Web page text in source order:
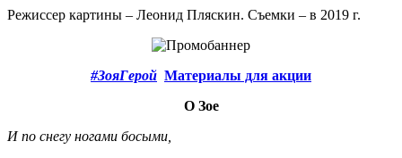
Режиссер картины – Леонид Пляскин. Съемки – в 2019 г.
#ЗояГерой Материалы для акции
О Зое
И по снегу ногами босыми,